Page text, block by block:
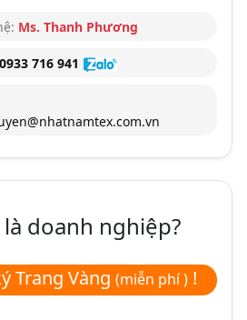
Ms. Thanh Phương
0933 716 941
là doanh nghiệp?
Trang Vàng (miễn phí ) !